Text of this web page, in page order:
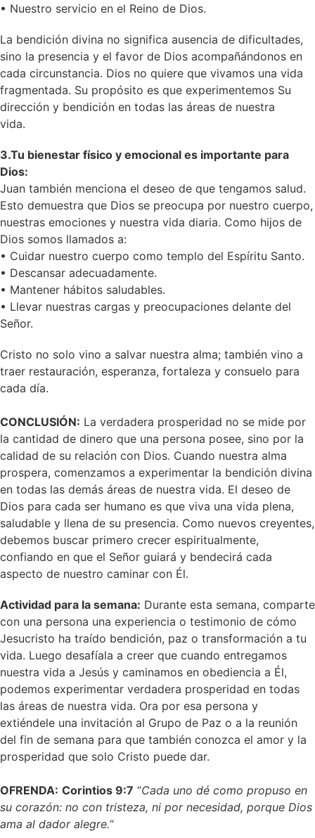
• Nuestro servicio en el Reino de Dios.
La bendición divina no significa ausencia de dificultades,
sino la presencia y el favor de Dios acompañándonos en
cada circunstancia. Dios no quiere que vivamos una vida
fragmentada. Su propósito es que experimentemos Su
dirección y bendición en todas las áreas de nuestra
vida.
3.Tu bienestar físico y emocional es importante para
Dios:
Juan también menciona el deseo de que tengamos salud.
Esto demuestra que Dios se preocupa por nuestro cuerpo,
nuestras emociones y nuestra vida diaria. Como hijos de
Dios somos llamados a:
• Cuidar nuestro cuerpo como templo del Espíritu Santo.
• Descansar adecuadamente.
• Mantener hábitos saludables.
• Llevar nuestras cargas y preocupaciones delante del
Señor.
Cristo no solo vino a salvar nuestra alma; también vino a
traer restauración, esperanza, fortaleza y consuelo para
cada día.
CONCLUSIÓN: La verdadera prosperidad no se mide por
la cantidad de dinero que una persona posee, sino por la
calidad de su relación con Dios. Cuando nuestra alma
prospera, comenzamos a experimentar la bendición divina
en todas las demás áreas de nuestra vida. El deseo de
Dios para cada ser humano es que viva una vida plena,
saludable y llena de su presencia. Como nuevos creyentes,
debemos buscar primero crecer espiritualmente,
confiando en que el Señor guiará y bendecirá cada
aspecto de nuestro caminar con Él.
Actividad para la semana: Durante esta semana, comparte
con una persona una experiencia o testimonio de cómo
Jesucristo ha traído bendición, paz o transformación a tu
vida. Luego desafíala a creer que cuando entregamos
nuestra vida a Jesús y caminamos en obediencia a Él,
podemos experimentar verdadera prosperidad en todas
las áreas de nuestra vida. Ora por esa persona y
extiéndele una invitación al Grupo de Paz o a la reunión
del fin de semana para que también conozca el amor y la
prosperidad que solo Cristo puede dar.
OFRENDA: Corintios 9:7 “Cada uno dé como propuso en
su corazón: no con tristeza, ni por necesidad, porque Dios
ama al dador alegre.“